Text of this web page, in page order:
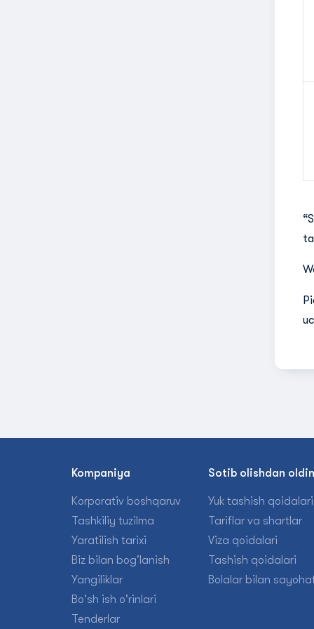
Kompaniya
Korporativ boshqaruv
Tashkiliy tuzilma
Yaratilish tarixi
Biz bilan bog'lanish
Yangiliklar
Bo'sh ish o'rinlari
Tenderlar
Sotib olishdan oldin
Yuk tashish qoidalari
Tariflar va shartlar
Viza qoidalari
Tashish qoidalari
Bolalar bilan